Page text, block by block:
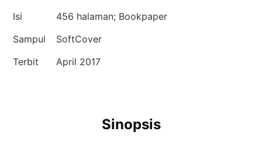
Isi
456 halaman; Bookpaper
Sampul
SoftCover
Terbit
April 2017
Sinopsis